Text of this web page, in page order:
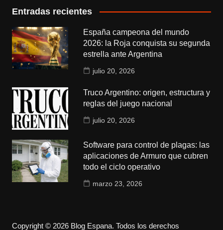
Entradas recientes
España campeona del mundo
2026: la Roja conquista su segunda
estrella ante Argentina
julio 20, 2026
Truco Argentino: origen, estructura y
reglas del juego nacional
julio 20, 2026
Software para control de plagas: las
aplicaciones de Armuro que cubren
todo el ciclo operativo
marzo 23, 2026
Copyright © 2026 Blog Espana. Todos los derechos